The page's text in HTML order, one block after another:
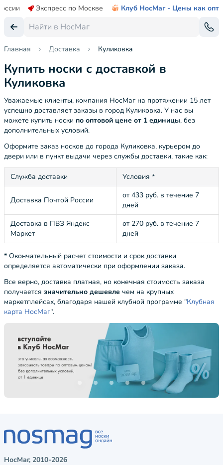
Экспресс по Москве Клуб НосМаг - Цены как опт
Главная Доставка Куликовка
Купить носки с доставкой в
Куликовка
Уважаемые клиенты, компания НосМаг на протяжении 15 лет
успешно доставляет заказы в город Куликовка. У нас вы
можете купить носки по оптовой цене от 1 единицы, без
дополнительных условий.
Оформите заказ носков до города Куликовка, курьером до
двери или в пункт выдачи через службы доставки, такие как:
Служба доставки Условия *
Доставка Почтой России
от 433 руб. в течение 7
дней
Доставка в ПВЗ Яндекс
Маркет
от 270 руб. в течение 7
дней
* Окончательный расчет стоимости и срок доставки
определяется автоматически при оформлении заказа.
Все верно, доставка платная, но конечная стоимость заказа
получается значительно дешевле чем на крупных
маркетплейсах, благодаря нашей клубной программе "Клубная
карта НосМаг".
НосМаг, 2010-2026